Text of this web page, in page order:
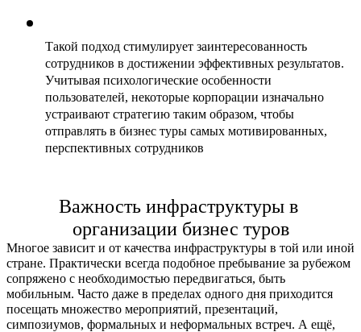
Такой подход стимулирует заинтересованность
сотрудников в достижении эффективных результатов.
Учитывая психологические особенности
пользователей, некоторые корпорации изначально
устраивают стратегию таким образом, чтобы
отправлять в бизнес туры самых мотивированных,
перспективных сотрудников
Важность инфраструктуры в
организации бизнес туров
Многое зависит и от качества инфраструктуры в той или иной
стране. Практически всегда подобное пребывание за рубежом
сопряжено с необходимостью передвигаться, быть
мобильным. Часто даже в пределах одного дня приходится
посещать множество мероприятий, презентаций,
симпозиумов, формальных и неформальных встреч. А ещё,